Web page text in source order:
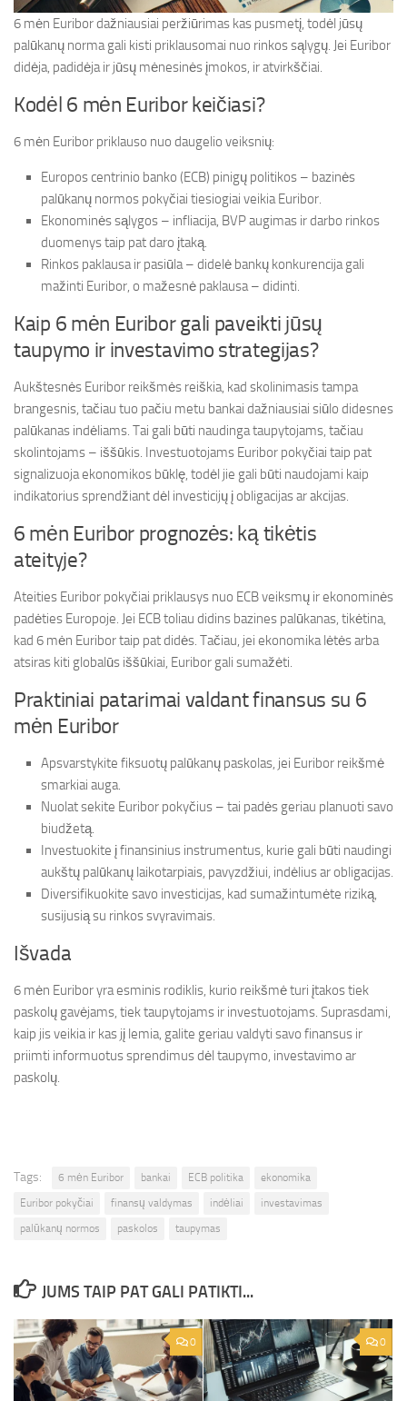
6 mėn Euribor dažniausiai peržiūrimas kas pusmetį, todėl jūsų
palūkanų norma gali kisti priklausomai nuo rinkos sąlygų. Jei Euribor
didėja, padidėja ir jūsų mėnesinės įmokos, ir atvirkščiai.
Kodėl 6 mėn Euribor keičiasi?
6 mėn Euribor priklauso nuo daugelio veiksnių:
Europos centrinio banko (ECB) pinigų politikos – bazinės
palūkanų normos pokyčiai tiesiogiai veikia Euribor.
Ekonominės sąlygos – infliacija, BVP augimas ir darbo rinkos
duomenys taip pat daro įtaką.
Rinkos paklausa ir pasiūla – didelė bankų konkurencija gali
mažinti Euribor, o mažesnė paklausa – didinti.
Kaip 6 mėn Euribor gali paveikti jūsų
taupymo ir investavimo strategijas?
Aukštesnės Euribor reikšmės reiškia, kad skolinimasis tampa
brangesnis, tačiau tuo pačiu metu bankai dažniausiai siūlo didesnes
palūkanas indėliams. Tai gali būti naudinga taupytojams, tačiau
skolintojams – iššūkis. Investuotojams Euribor pokyčiai taip pat
signalizuoja ekonomikos būklę, todėl jie gali būti naudojami kaip
indikatorius sprendžiant dėl investicijų į obligacijas ar akcijas.
6 mėn Euribor prognozės: ką tikėtis
ateityje?
Ateities Euribor pokyčiai priklausys nuo ECB veiksmų ir ekonominės
padėties Europoje. Jei ECB toliau didins bazines palūkanas, tikėtina,
kad 6 mėn Euribor taip pat didės. Tačiau, jei ekonomika lėtės arba
atsiras kiti globalūs iššūkiai, Euribor gali sumažėti.
Praktiniai patarimai valdant finansus su 6
mėn Euribor
Apsvarstykite fiksuotų palūkanų paskolas, jei Euribor reikšmė
smarkiai auga.
Nuolat sekite Euribor pokyčius – tai padės geriau planuoti savo
biudžetą.
Investuokite į finansinius instrumentus, kurie gali būti naudingi
aukštų palūkanų laikotarpiais, pavyzdžiui, indėlius ar obligacijas.
Diversifikuokite savo investicijas, kad sumažintumėte riziką,
susijusią su rinkos svyravimais.
Išvada
6 mėn Euribor yra esminis rodiklis, kurio reikšmė turi įtakos tiek
paskolų gavėjams, tiek taupytojams ir investuotojams. Suprasdami,
kaip jis veikia ir kas jį lemia, galite geriau valdyti savo finansus ir
priimti informuotus sprendimus dėl taupymo, investavimo ar
paskolų.
Tags: 6 mėn Euribor bankai ECB politika
ekonomika
Euribor pokyčiai
finansų valdymas indėliai
investavimas
palūkanų normos
paskolos taupymas
JUMS TAIP PAT GALI PATIKTI...
0 0